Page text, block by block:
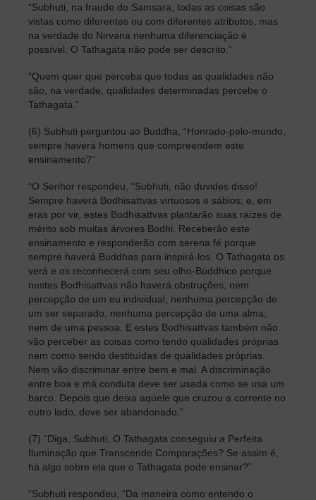
“Subhuti, na fraude do Samsara, todas as coisas são
vistas como diferentes ou com diferentes atributos, mas
na verdade do Nirvana nenhuma diferenciação é
possível. O Tathagata não pode ser descrito.”
“Quem quer que perceba que todas as qualidades não
são, na verdade, qualidades determinadas percebe o
Tathagata.”
(6) Subhuti perguntou ao Buddha, “Honrado-pelo-mundo,
sempre haverá homens que compreendem este
ensinamento?”
“O Senhor respondeu, “Subhuti, não duvides disso!
Sempre haverá Bodhisattvas virtuosos e sábios; e, em
eras por vir, estes Bodhisattvas plantarão suas raízes de
mérito sob muitas árvores Bodhi. Receberão este
ensinamento e responderão com serena fé porque
sempre haverá Buddhas para inspirá-los. O Tathagata os
verá e os reconhecerá com seu olho-Búddhico porque
nestes Bodhisattvas não haverá obstruções, nem
percepção de um eu individual, nenhuma percepção de
um ser separado, nenhuma percepção de uma alma,
nem de uma pessoa. E estes Bodhisattvas também não
vão perceber as coisas como tendo qualidades próprias
nem como sendo destituídas de qualidades próprias.
Nem vão discriminar entre bem e mal. A discriminação
entre boa e má conduta deve ser usada como se usa um
barco. Depois que deixa aquele que cruzou a corrente no
outro lado, deve ser abandonado.”
(7) “Diga, Subhuti, O Tathagata conseguiu a Perfeita
Iluminação que Transcende Comparações? Se assim é,
há algo sobre ela que o Tathagata pode ensinar?”
“Subhuti respondeu, “Da maneira como entendo o